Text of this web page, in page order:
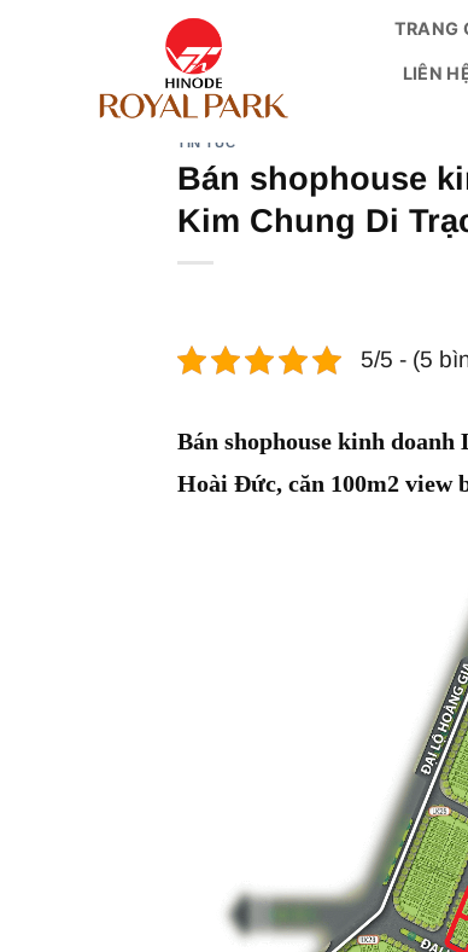
TRANG
LIÊN
TIN TỨC
Bán shophouse
Kim Chung Di
5/5 - (5
Bán shophouse kinh
Hoài Đức, căn 100m2 view